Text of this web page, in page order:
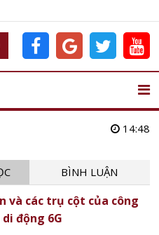
14:48
BÌNH LUẬN
và các trụ cột của công
động 6G